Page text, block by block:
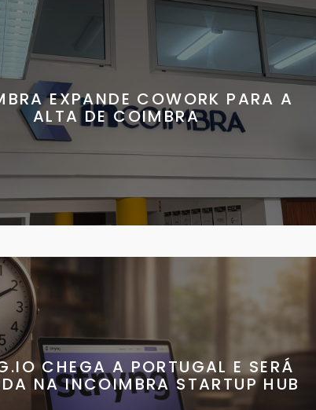
EXPANDE COWORK PARA A
ALTA DE COIMBRA
CHEGA A PORTUGAL E SERÁ
NA INCOIMBRA STARTUP HUB